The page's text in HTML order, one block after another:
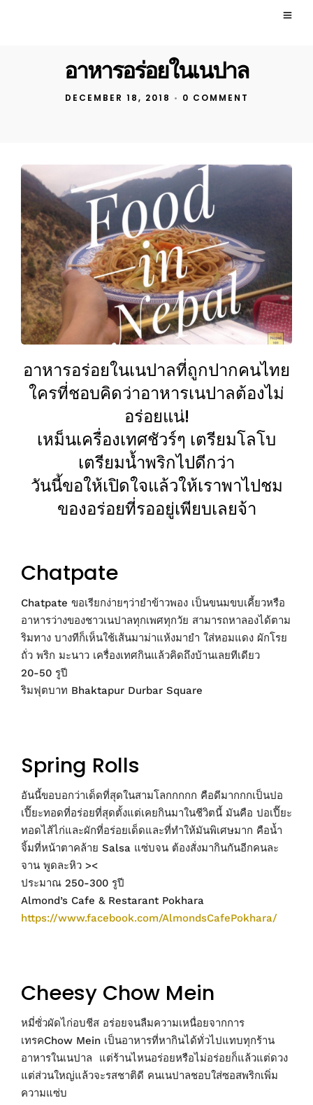
อาหารอร่อยในเนปาล
DECEMBER 18, 2018 • 0 COMMENT
อาหารอร่อยในเนปาลที่ถูกปากคนไทย
ใครที่ชอบคิดว่าอาหารเนปาลต้องไม่
อร่อยแน่!
เหม็นเครื่องเทศชัวร์ๆ เตรียมโลโบ
เตรียมน้ำพริกไปดีกว่า
วันนี้ขอให้เปิดใจแล้วให้เราพาไปชม
ของอร่อยที่รออยู่เพียบเลยจ้า
Chatpate
Chatpate ขอเรียกง่ายๆว่ายำข้าวพอง เป็นขนมขบเคี้ยวหรือ
อาหารว่างของชาวเนปาลทุกเพศทุกวัย สามารถหาลองได้ตาม
ริมทาง บางทีก็เห็นใช้เส้นมาม่าแห้งมายำ ใส่หอมแดง ผักโรย
ถั่ว พริก มะนาว เครื่องเทศกินแล้วคิดถึงบ้านเลยทีเดียว
20-50 รูปี
ริมฟุตบาท Bhaktapur Durbar Square
Spring Rolls
อันนี้ขอบอกว่าเด็ดที่สุดในสามโลกกกกก คือดีมากกกเป็นปอ
เปี๊ยะทอดที่อร่อยที่สุดตั้งแต่เคยกินมาในชีวิตนี้ มันคือ ปอเปี๊ยะ
ทอดไส้ไก่และผักที่อร่อยเด็ดและที่ทำให้มันพิเศษมาก คือน้ำ
จิ้มที่หน้าตาคล้าย Salsa แซ่บจน ต้องสั่งมากินกันอีกคนละ
จาน พูดละหิว ><
ประมาณ 250-300 รูปี
Almond’s Cafe & Restarant Pokhara
https://www.facebook.com/AlmondsCafePokhara/
Cheesy Chow Mein
หมี่ซั่วผัดไก่อบชีส อร่อยจนลืมความเหนื่อยจากการ
เทรคChow Mein เป็นอาหารที่หากินได้ทั่วไปแทบทุกร้าน
อาหารในเนปาล แต่ร้านไหนอร่อยหรือไม่อร่อยก็แล้วแต่ดวง
แต่ส่วนใหญ่แล้วจะรสชาติดี คนเนปาลชอบใส่ซอสพริกเพิ่ม
ความแซ่บ